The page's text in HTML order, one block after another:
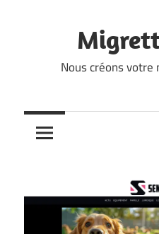
Nous créons